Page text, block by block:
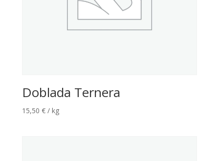
Doblada Ternera
15,50 € / kg